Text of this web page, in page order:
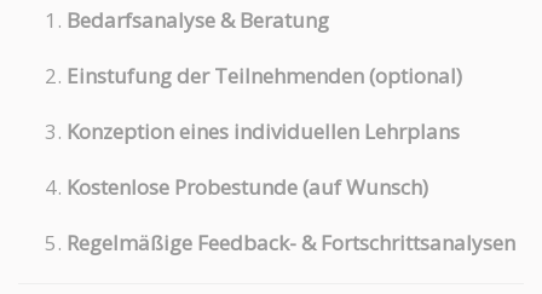
Bedarfsanalyse & Beratung
Einstufung der Teilnehmenden (optional)
Konzeption eines individuellen Lehrplans
Kostenlose Probestunde (auf Wunsch)
Regelmäßige Feedback- & Fortschrittsanalysen